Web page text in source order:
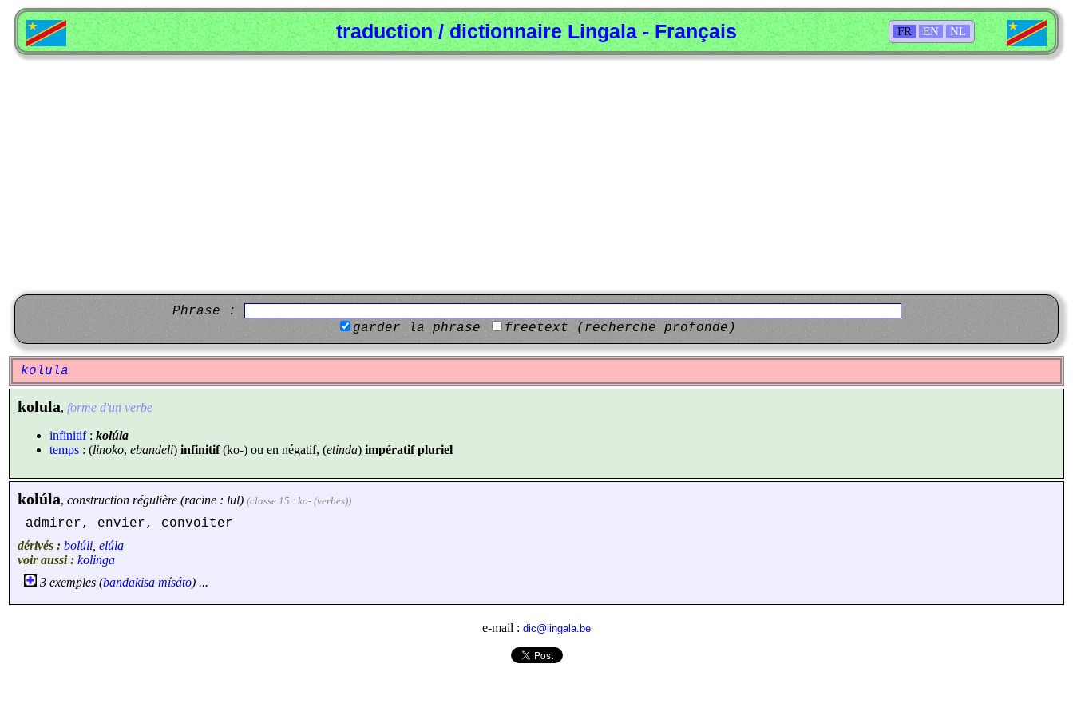
FR EN NL
traduction / dictionnaire Lingala - Français
Phrase :
garder la phrase
freetext (recherche profonde)
kolula
kolula, forme d'un verbe
infinitif: kolúla
temps : (linoko, ebandeli) infinitif(ko-) ou en négatif, (etinda) impératif pluriel
kolúla, construction régulière (racine : lul) (classe 15 : ko- (verbes))
admirer, envier, convoiter
dérivés : bolúli elúla
voir aussi : kolinga
3 exemples (bandakisa mísáto) ...
e-mail : dic@lingala.be